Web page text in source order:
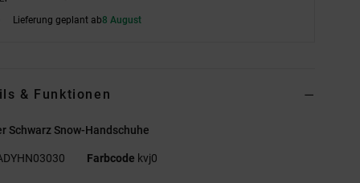
Lieferung geplant ab8 August
& Funktionen
Schwarz Snow-Handschuhe
Farbcode kvj0